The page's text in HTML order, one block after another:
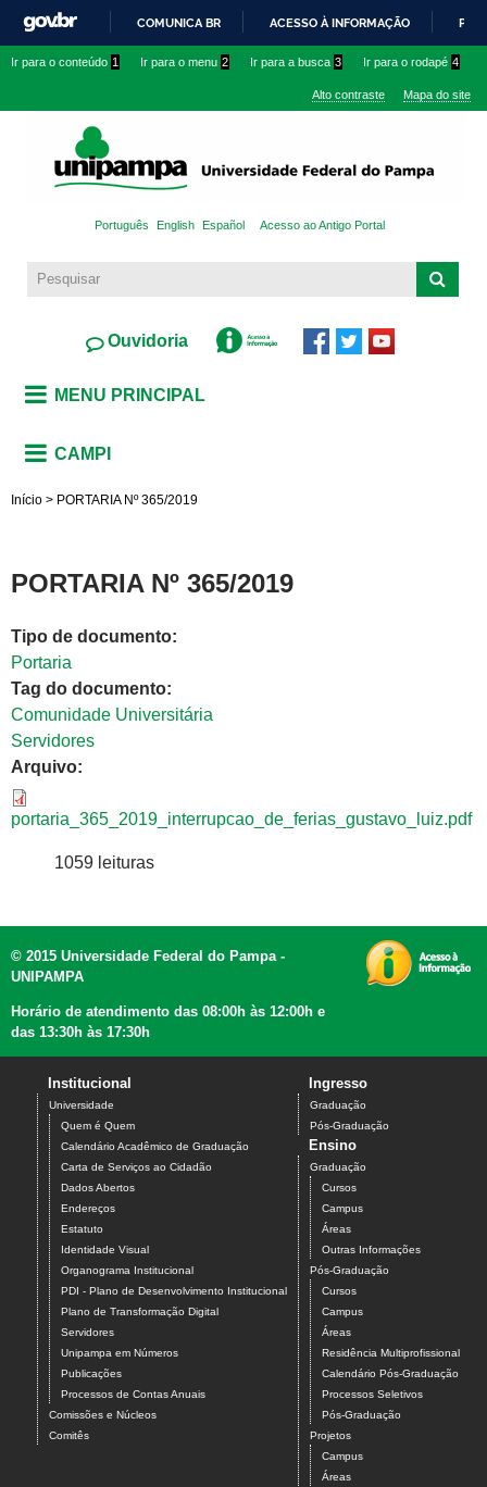
conteúdo
IR
O
COMUNICA BR ACESSO À INFORMAÇÃO
Ir para o conteúdo 1 Ir para o menu 2 Ir para a busca 3 Ir para o rodapé 4
Alto contraste Mapa do site
Português English Español Acesso ao Antigo Portal
Ouvidoria
MENU PRINCIPAL
CAMPI
Início > PORTARIA Nº 365/2019
PORTARIA Nº 365/2019
Tipo de documento:
Portaria
Tag do documento:
Comunidade Universitária
Servidores
Arquivo:
portaria_365_2019_interrupcao_de_ferias_gustavo_luiz.pdf
1059 leituras
© 2015 Universidade Federal do Pampa -
UNIPAMPA
Horário de atendimento das 08:00h às 12:00h e
das 13:30h às 17:30h
Institucional
Universidade
Quem é Quem
Calendário Acadêmico de Graduação
Carta de Serviços ao Cidadão
Dados Abertos
Endereços
Estatuto
Identidade Visual
Organograma Institucional
PDI - Plano de Desenvolvimento Institucional
Plano de Transformação Digital
Servidores
Unipampa em Números
Publicações
Processos de Contas Anuais
Comissões e Núcleos
Comitês
Ingresso
Graduação
Pós-Graduação
Ensino
Graduação
Cursos
Campus
Áreas
Outras Informações
Pós-Graduação
Cursos
Campus
Áreas
Residência Multiprofissional
Calendário Pós-Graduação
Processos Seletivos
Pós-Graduação
Projetos
Campus
Áreas